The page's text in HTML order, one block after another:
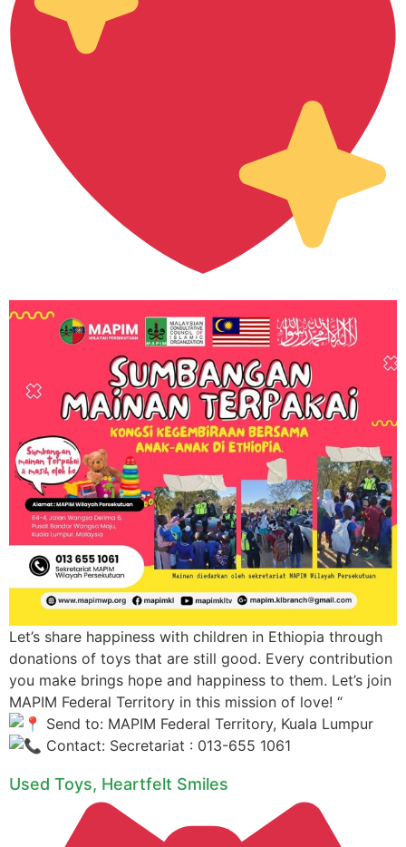
Let’s share happiness with children in Ethiopia through
donations of toys that are still good. Every contribution
you make brings hope and happiness to them. Let’s join
MAPIM Federal Territory in this mission of love! “
Send to: MAPIM Federal Territory, Kuala Lumpur
Contact: Secretariat : 013-655 1061
Used Toys, Heartfelt Smiles